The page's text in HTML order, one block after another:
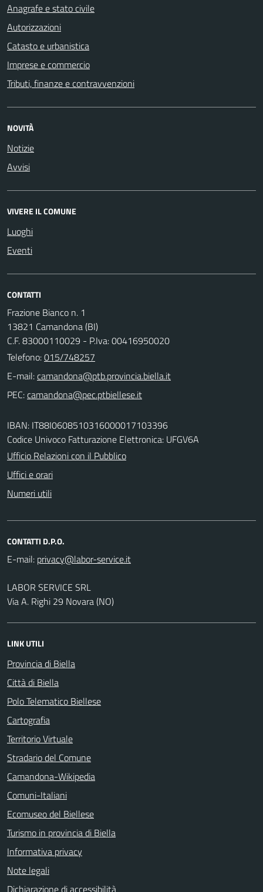
Anagrafe e stato civile
Autorizzazioni
Catasto e urbanistica
Imprese e commercio
Tributi, finanze e contravvenzioni
NOVITÀ
Notizie
Avvisi
VIVERE IL COMUNE
Luoghi
Eventi
CONTATTI
Frazione Bianco n. 1
13821 Camandona (BI)
C.F. 83000110029 - P.Iva: 00416950020
Telefono:015/748257
E-mail:
PEC:
IBAN: IT88I0608510316000017103396
Codice Univoco Fatturazione Elettronica: UFGV6A
Ufficio Relazioni con il Pubblico
Uffici e orari
Numeri utili
CONTATTI D.P.O.
E-mail:
LABOR SERVICE SRL
Via A. Righi 29 Novara (NO)
LINK UTILI
Provincia di Biella
Città di Biella
Polo Telematico Biellese
Cartografia
Territorio Virtuale
Stradario del Comune
Camandona-Wikipedia
Comuni-Italiani
Ecomuseo del Biellese
Turismo in provincia di Biella
Informativa privacy
Note legali
Dichiarazione di accessibilità